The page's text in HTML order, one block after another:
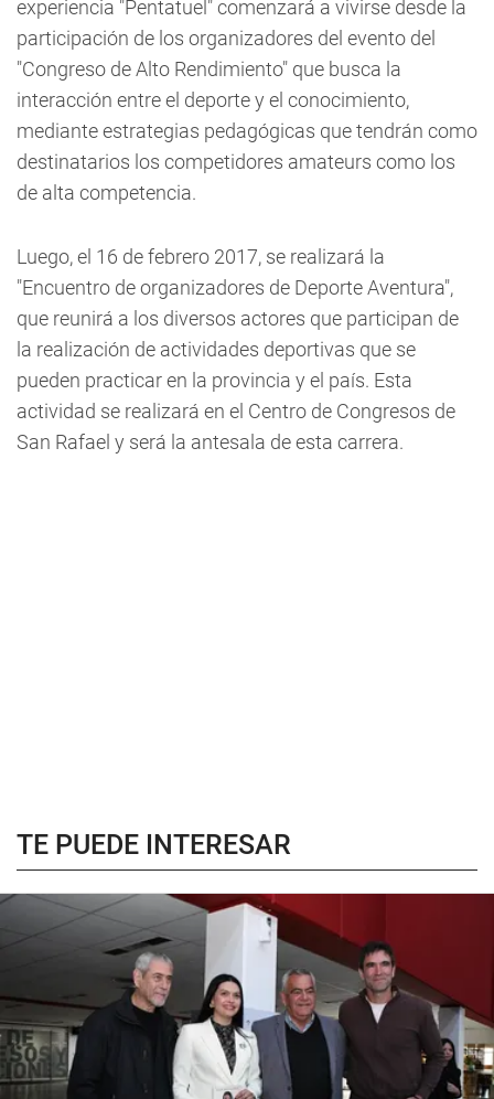
experiencia "Pentatuel" comenzará a vivirse desde la
participación de los organizadores del evento del
"Congreso de Alto Rendimiento" que busca la
interacción entre el deporte y el conocimiento,
mediante estrategias pedagógicas que tendrán como
destinatarios los competidores amateurs como los
de alta competencia.
Luego, el 16 de febrero 2017, se realizará la
"Encuentro de organizadores de Deporte Aventura",
que reunirá a los diversos actores que participan de
la realización de actividades deportivas que se
pueden practicar en la provincia y el país. Esta
actividad se realizará en el Centro de Congresos de
San Rafael y será la antesala de esta carrera.
TE PUEDE INTERESAR